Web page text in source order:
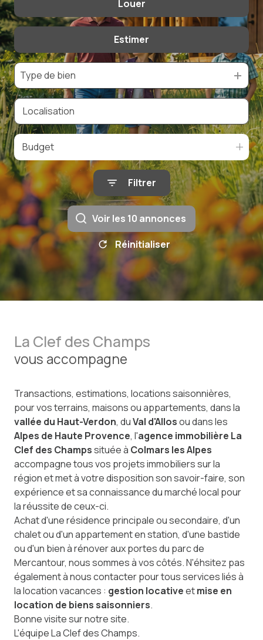
De l'immo pro
Louer
Estimer
Type de bien
Budget
Filtrer
Voir les 10 annonces
Réinitialiser
La Clef des Champs
vous accompagne
Transactions, estimations, locations saisonnières,
pour vos terrains, maisons ou appartements, dans la
vallée du Haut-Verdon, duVal d'Allosou dans les
Alpes de Haute Provence, l'agence immobilière La
Clef des Champssituée à Colmars les Alpes
accompagne tous vos projets immobiliers sur la
région et met à votre disposition son savoir-faire, son
expérience et sa connaissance du marché local pour
la réussite de ceux-ci.
Achat d'une résidence principale ou secondaire, d'un
chalet ou d'un appartement en station, d'une bastide
ou d'un bien à rénover aux portes du parc de
Mercantour, nous sommes à vos côtés. N'éhsitez pas
également à nous contacter pour tous services liés à
la location vacances : gestion locativeetmise en
location de biens saisonniers.
Bonne visite sur notre site.
L'équipe La Clef des Champs.